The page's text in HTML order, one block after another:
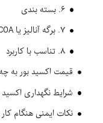
۶. بسته بندی
۷. برگه آنالیز یا COA
۸. تناسب با کاربرد
قیمت اکسید بور به چه
شرایط نگهداری اکسید
نکات ایمنی هنگام کار